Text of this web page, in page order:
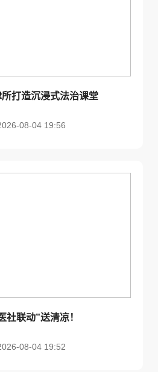
打造沉浸式法治课堂
08-04 19:56
社联动”送清凉！
08-04 19:52